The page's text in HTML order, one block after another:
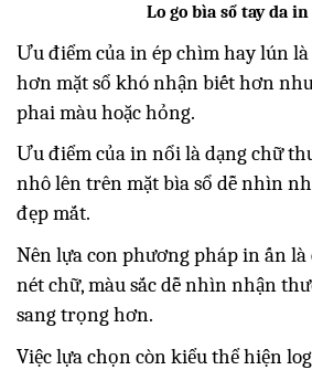
Lo go bìa sổ tay da
Ưu điểm của in ép chìm hay lún
hơn mặt sổ khó nhận biết hơn
phai màu hoặc hỏng.
Ưu điểm của in nổi là dạng chữ
nhô lên trên mặt bìa sổ dễ nhìn
đẹp mắt.
Nên lựa con phương pháp in ấn
nét chữ, màu sắc dễ nhìn nhận
sang trọng hơn.
Việc lựa chọn còn kiểu thể hiện